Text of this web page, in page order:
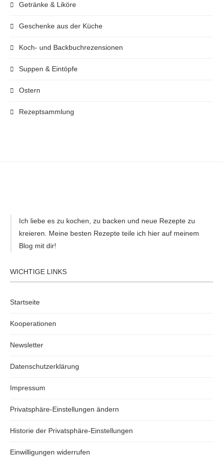
Getränke & Liköre
Geschenke aus der Küche
Koch- und Backbuchrezensionen
Suppen & Eintöpfe
Ostern
Rezeptsammlung
Ich liebe es zu kochen, zu backen und neue Rezepte zu
kreieren. Meine besten Rezepte teile ich hier auf meinem
Blog mit dir!
WICHTIGE LINKS
Startseite
Kooperationen
Newsletter
Datenschutzerklärung
Impressum
Privatsphäre-Einstellungen ändern
Historie der Privatsphäre-Einstellungen
Einwilligungen widerrufen